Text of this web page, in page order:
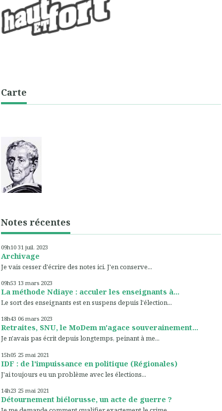
Carte
Notes récentes
09h10 31 juil. 2023
Archivage
Je vais cesser d'écrire des notes ici. J'en conserve...
09h53 13 mars 2023
La méthode Ndiaye : acculer les enseignants à...
Le sort des enseignants est en suspens depuis l'élection...
18h43 06 mars 2023
Retraites, SNU, le MoDem m'agace souverainement...
Je n'avais pas écrit depuis longtemps, peinant à me...
15h05 25 mai 2021
IDF : de l'impuissance en politique (Régionales)
J'ai toujours eu un problème avec les élections...
14h23 25 mai 2021
Détournement biélorusse, un acte de guerre ?